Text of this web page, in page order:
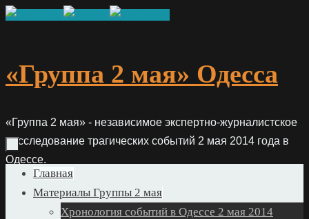
Skip
«Группа 2 мая» Одесса
«Группа 2 мая» - независимое экспертно-журналистское
расследование трагических событий 2 мая 2014 года в
Одессе.
Skip
Главная
Материалы Группы 2 мая
Хронология событий в Одессе 2 мая 2014